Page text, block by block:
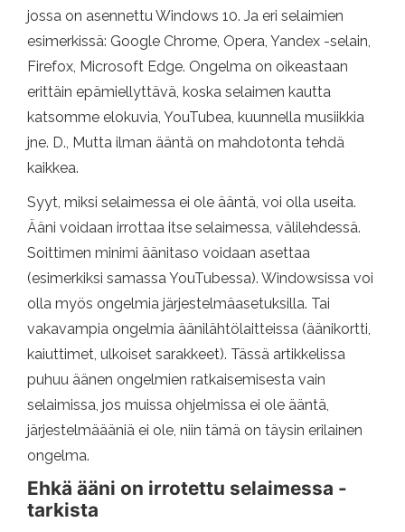
jossa on asennettu Windows 10. Ja eri selaimien
esimerkissä: Google Chrome, Opera, Yandex -selain,
Firefox, Microsoft Edge. Ongelma on oikeastaan ​​
erittäin epämiellyttävä, koska selaimen kautta
katsomme elokuvia, YouTubea, kuunnella musiikkia
jne. D., Mutta ilman ääntä on mahdotonta tehdä
kaikkea.
Syyt, miksi selaimessa ei ole ääntä, voi olla useita.
Ääni voidaan irrottaa itse selaimessa, välilehdessä.
Soittimen minimi äänitaso voidaan asettaa
(esimerkiksi samassa YouTubessa). Windowsissa voi
olla myös ongelmia järjestelmäasetuksilla. Tai
vakavampia ongelmia äänilähtölaitteissa (äänikortti,
kaiuttimet, ulkoiset sarakkeet). Tässä artikkelissa
puhuu äänen ongelmien ratkaisemisesta vain
selaimissa, jos muissa ohjelmissa ei ole ääntä,
järjestelmäääniä ei ole, niin tämä on täysin erilainen
ongelma.
Ehkä ääni on irrotettu selaimessa -
tarkista